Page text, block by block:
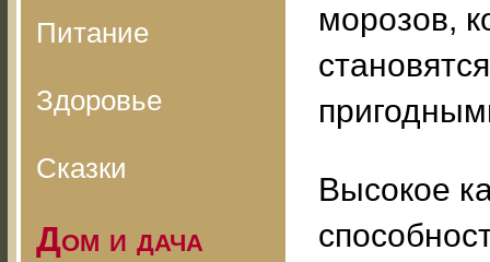
Питание
Здоровье
Сказки
Дом и дача
морозов,
Высокое